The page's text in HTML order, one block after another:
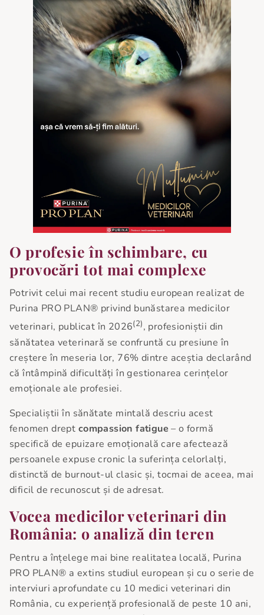
O profesie în schimbare, cu
provocări tot mai complexe
Potrivit celui mai recent studiu european realizat de
Purina PRO PLAN® privind bunăstarea medicilor
veterinari, publicat în 2026(2), profesioniștii din
sănătatea veterinară se confruntă cu presiune în
creștere în meseria lor, 76% dintre aceștia declarând
că întâmpină dificultăți în gestionarea cerințelor
emoționale ale profesiei.
Specialiștii în sănătate mintală descriu acest
fenomen drept compassion fatigue– o formă
specifică de epuizare emoțională care afectează
persoanele expuse cronic la suferința celorlalți,
distinctă de burnout-ul clasic și, tocmai de aceea, mai
dificil de recunoscut și de adresat.
Vocea medicilor veterinari din
România: o analiză din teren
Pentru a înțelege mai bine realitatea locală, Purina
PRO PLAN® a extins studiul european și cu o serie de
interviuri aprofundate cu 10 medici veterinari din
România, cu experiență profesională de peste 10 ani,